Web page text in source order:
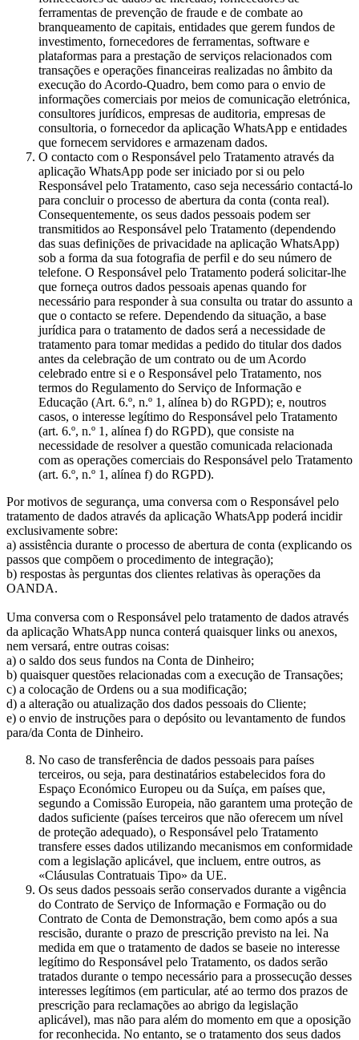
ferramentas de prevenção de fraude e de combate ao
branqueamento de capitais, entidades que gerem fundos de
investimento, fornecedores de ferramentas, software e
plataformas para a prestação de serviços relacionados com
transações e operações financeiras realizadas no âmbito da
execução do Acordo-Quadro, bem como para o envio de
informações comerciais por meios de comunicação eletrónica,
consultores jurídicos, empresas de auditoria, empresas de
consultoria, o fornecedor da aplicação WhatsApp e entidades
que fornecem servidores e armazenam dados.
O contacto com o Responsável pelo Tratamento através da
aplicação WhatsApp pode ser iniciado por si ou pelo
Responsável pelo Tratamento, caso seja necessário contactá-lo
para concluir o processo de abertura da conta (conta real).
Consequentemente, os seus dados pessoais podem ser
transmitidos ao Responsável pelo Tratamento (dependendo
das suas definições de privacidade na aplicação WhatsApp)
sob a forma da sua fotografia de perfil e do seu número de
telefone. O Responsável pelo Tratamento poderá solicitar-lhe
que forneça outros dados pessoais apenas quando for
necessário para responder à sua consulta ou tratar do assunto a
que o contacto se refere. Dependendo da situação, a base
jurídica para o tratamento de dados será a necessidade de
tratamento para tomar medidas a pedido do titular dos dados
antes da celebração de um contrato ou de um Acordo
celebrado entre si e o Responsável pelo Tratamento, nos
termos do Regulamento do Serviço de Informação e
Educação (Art. 6.º, n.º 1, alínea b) do RGPD); e, noutros
casos, o interesse legítimo do Responsável pelo Tratamento
(art. 6.º, n.º 1, alínea f) do RGPD), que consiste na
necessidade de resolver a questão comunicada relacionada
com as operações comerciais do Responsável pelo Tratamento
(art. 6.º, n.º 1, alínea f) do RGPD).
Por motivos de segurança, uma conversa com o Responsável pelo
tratamento de dados através da aplicação WhatsApp poderá incidir
exclusivamente sobre:
a) assistência durante o processo de abertura de conta (explicando os
passos que compõem o procedimento de integração);
b) respostas às perguntas dos clientes relativas às operações da
OANDA.
Uma conversa com o Responsável pelo tratamento de dados através
da aplicação WhatsApp nunca conterá quaisquer links ou anexos,
nem versará, entre outras coisas:
a) o saldo dos seus fundos na Conta de Dinheiro;
b) quaisquer questões relacionadas com a execução de Transações;
c) a colocação de Ordens ou a sua modificação;
d) a alteração ou atualização dos dados pessoais do Cliente;
e) o envio de instruções para o depósito ou levantamento de fundos
para/da Conta de Dinheiro.
No caso de transferência de dados pessoais para países
terceiros, ou seja, para destinatários estabelecidos fora do
Espaço Económico Europeu ou da Suíça, em países que,
segundo a Comissão Europeia, não garantem uma proteção de
dados suficiente (países terceiros que não oferecem um nível
de proteção adequado), o Responsável pelo Tratamento
transfere esses dados utilizando mecanismos em conformidade
com a legislação aplicável, que incluem, entre outros, as
«Cláusulas Contratuais Tipo» da UE.
Os seus dados pessoais serão conservados durante a vigência
do Contrato de Serviço de Informação e Formação ou do
Contrato de Conta de Demonstração, bem como após a sua
rescisão, durante o prazo de prescrição previsto na lei. Na
medida em que o tratamento de dados se baseie no interesse
legítimo do Responsável pelo Tratamento, os dados serão
tratados durante o tempo necessário para a prossecução desses
interesses legítimos (em particular, até ao termo dos prazos de
prescrição para reclamações ao abrigo da legislação
aplicável), mas não para além do momento em que a oposição
for reconhecida. No entanto, se o tratamento dos seus dados